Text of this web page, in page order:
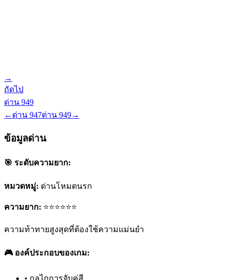
→
ถัดไป
ด่าน 949
← ด่าน 947ด่าน 949→
ข้อมูลด่าน
🎯 ระดับความยาก:
หมวดหมู่: ด่านโหมดนรก
ความยาก: ⭐⭐⭐⭐⭐⭐
ความท้าทายสูงสุดที่ต้องใช้ความแม่นยำ
🎮 องค์ประกอบของเกม:
• กลไกการจับคู่สี